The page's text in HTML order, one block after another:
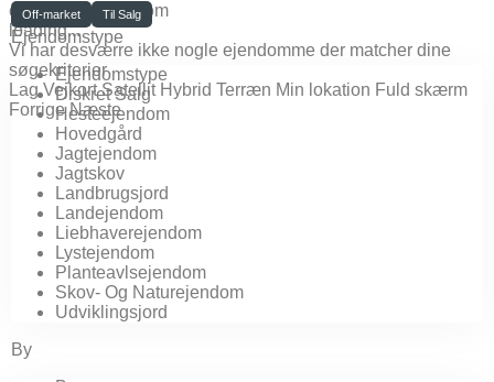
click to enable zoom
loading...
Vi har desværre ikke nogle ejendomme der matcher dine
søgekriterier
Lag Vejkort Satellit Hybrid Terræn Min lokation Fuld skærm
Forrige Næste
Off-market Til Salg
Ejendomstype
Ejendomstype
Diskret Salg
Hesteejendom
Hovedgård
Jagtejendom
Jagtskov
Landbrugsjord
Landejendom
Liebhaverejendom
Lystejendom
Planteavlsejendom
Skov- Og Naturejendom
Udviklingsjord
By